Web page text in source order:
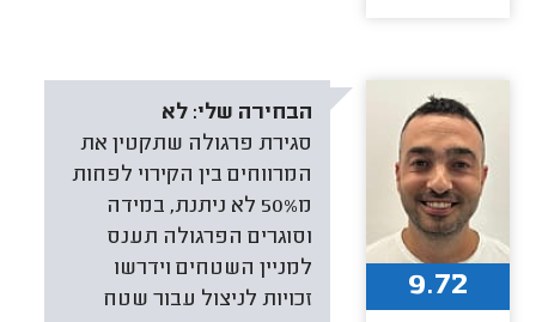
הבחירה שלי: לא
סגירת פרגולה שתקטין את
המרווחים בין הקירוי לפחות
מ50% לא ניתנת, במידה
וסוגרים הפרגולה תענס
למניין השטחים וידרשו
זכויות לניצול עבור שטח
9.72